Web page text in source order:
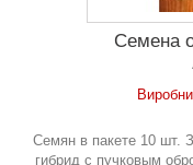
Семена
Семян в пакете 10 шт.
гибрид с пучковым